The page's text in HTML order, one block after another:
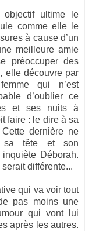
objectif ultime le
comme elle le
à cause d’un
meilleure amie
préoccuper des
elle découvre par
qui n’est
d’oublier ce
et ses nuits à
faire : le dire à sa
dernière ne
sa tête et son
Déborah.
différente...
qui va voir tout
pas moins une
qui vont lui
après les autres.